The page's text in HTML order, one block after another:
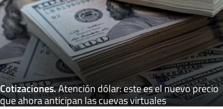
Cotizaciones.Atención dólar: este es el nuevo precio
que ahora anticipan las cuevas virtuales